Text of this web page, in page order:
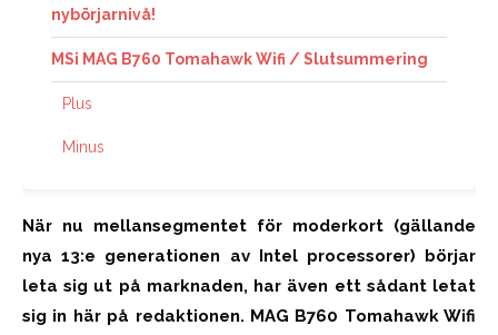
nybörjarnivå!
MSi MAG B760 Tomahawk Wifi / Slutsummering
Plus
Minus
När nu mellansegmentet för moderkort (gällande
nya 13:e generationen av Intel processorer) börjar
leta sig ut på marknaden, har även ett sådant letat
sig in här på redaktionen. MAG B760 Tomahawk Wifi